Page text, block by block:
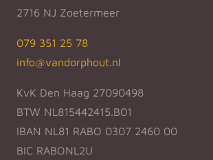
2716 NJ Zoetermeer
079 351 25 78
info@vandorphout.nl
KvK Den Haag 27090498
BTW NL815442415.B01
IBAN NL81 RABO 0307 2460 00
BIC RABONL2U